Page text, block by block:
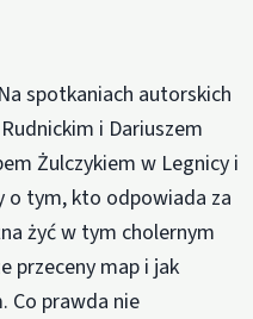
spotkaniach autorskich
i Dariuszem
Żulczykiem w Legnicy i
o tym, kto odpowiada za
żyć w tym cholernym
przeceny map i jak
Co prawda nie